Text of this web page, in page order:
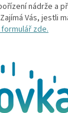
nádrže a
Vás, jestli
zde.